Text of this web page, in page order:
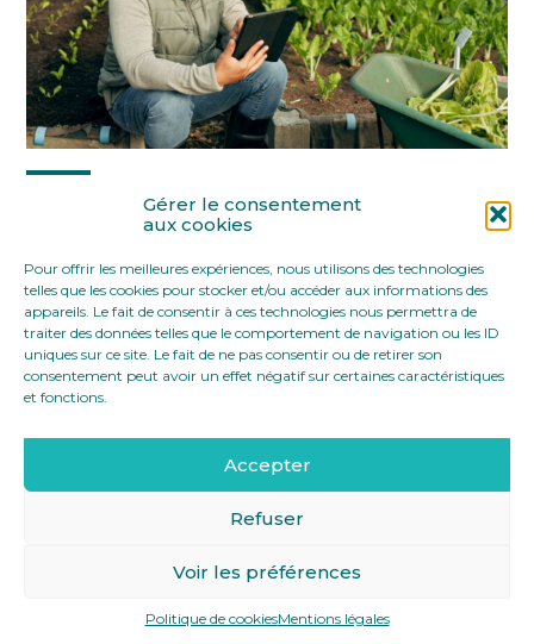
Gérer le consentement
aux cookies
Pour offrir les meilleures expériences, nous utilisons des technologies
telles que les cookies pour stocker et/ou accéder aux informations des
appareils. Le fait de consentir à ces technologies nous permettra de
traiter des données telles que le comportement de navigation ou les ID
uniques sur ce site. Le fait de ne pas consentir ou de retirer son
consentement peut avoir un effet négatif sur certaines caractéristiques
et fonctions.
Accepter
Refuser
Voir les préférences
Politique de cookiesMentions légales
FaceBook
TwitterLinkedIn
MENTIONS LÉGALES
Conception et réalisationClasse 7